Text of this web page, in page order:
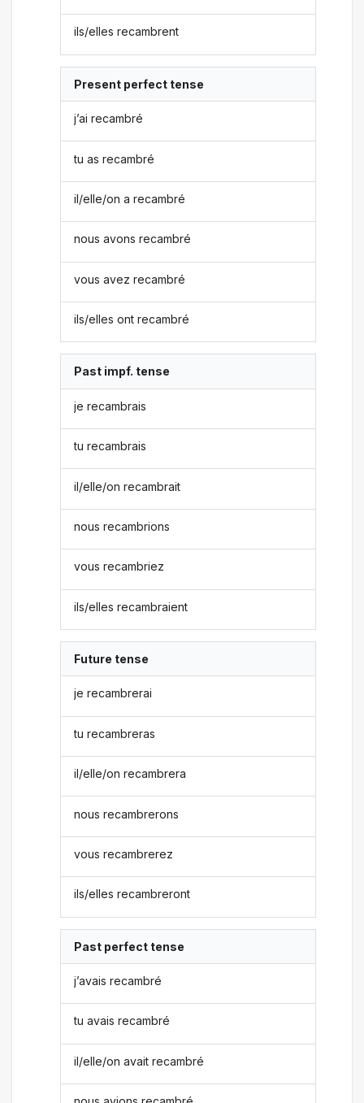
ils/elles recambrent
Present perfect tense
j’ai recambré
tu as recambré
il/elle/on a recambré
nous avons recambré
vous avez recambré
ils/elles ont recambré
Past impf. tense
je recambrais
tu recambrais
il/elle/on recambrait
nous recambrions
vous recambriez
ils/elles recambraient
Future tense
je recambrerai
tu recambreras
il/elle/on recambrera
nous recambrerons
vous recambrerez
ils/elles recambreront
Past perfect tense
j’avais recambré
tu avais recambré
il/elle/on avait recambré